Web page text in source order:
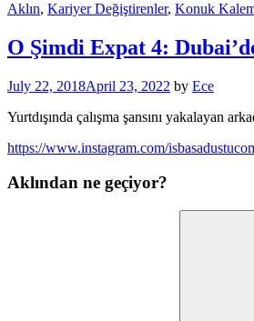
Aklın, Kariyer Değiştirenler, Konuk
O Şimdi Expat 4:
July 22, 2018April 23, 2022 by Ece
Yurtdışında çalışma şansını yakalayan
https://www.instagram.com/
Aklından ne geçiyor?